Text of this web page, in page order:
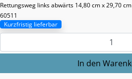
Rettungsweg links abwärts 14,80 cm x 29,70 cm
60511
Kurzfristig lieferbar